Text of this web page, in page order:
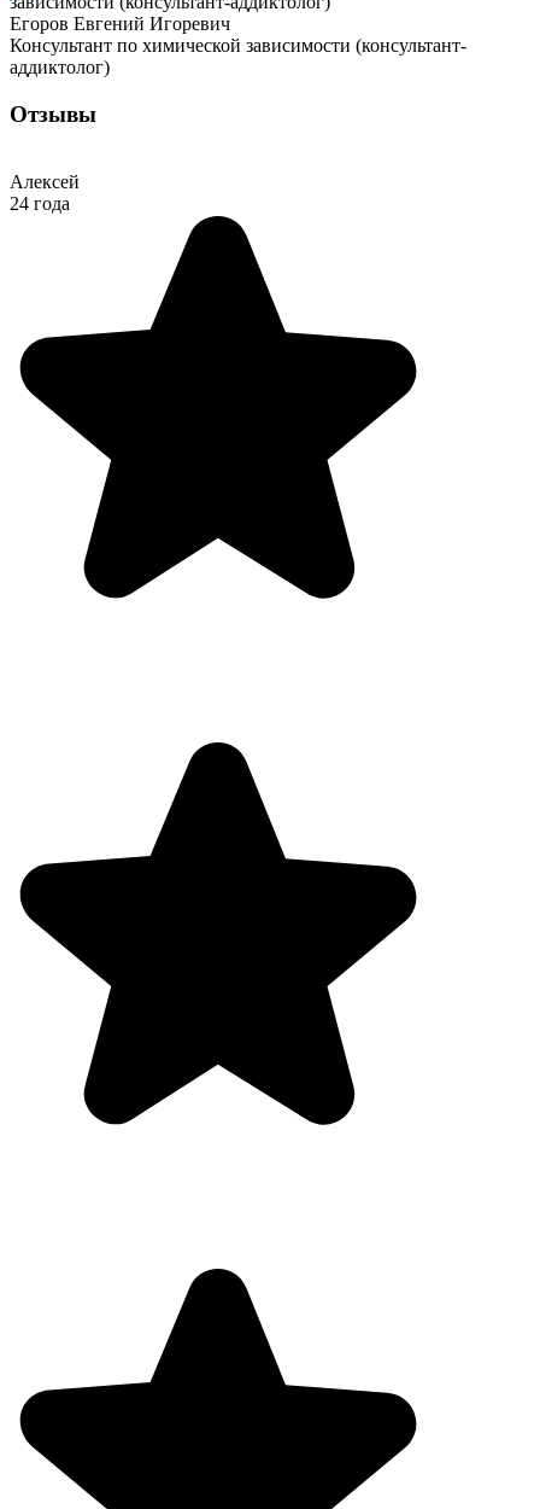
Егоров Евгений Игоревич
Консультант по химической зависимости (консультант-
аддиктолог)
Отзывы
Алексей
24 года